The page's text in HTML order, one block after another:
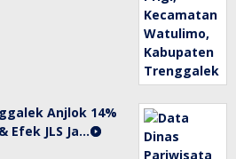
Anjlok 14%
Efek JLS Ja…